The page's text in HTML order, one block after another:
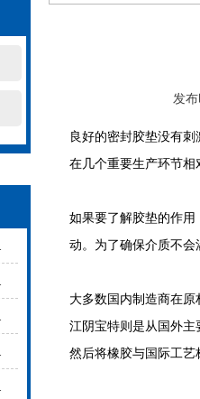
发
良好的密封胶垫没有
在几个重要生产环节
如果要了解胶垫的作
动。为了确保介质不
大多数国内制造商在
江阴宝特则是从国外
然后将橡胶与国际工